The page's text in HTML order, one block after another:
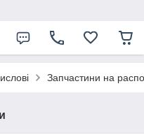
Запчастини на